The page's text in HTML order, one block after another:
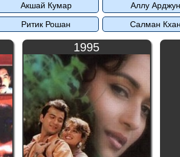
Акшай Кумар Аллу Арджун
Ритик Рошан Салман Кхан
1995